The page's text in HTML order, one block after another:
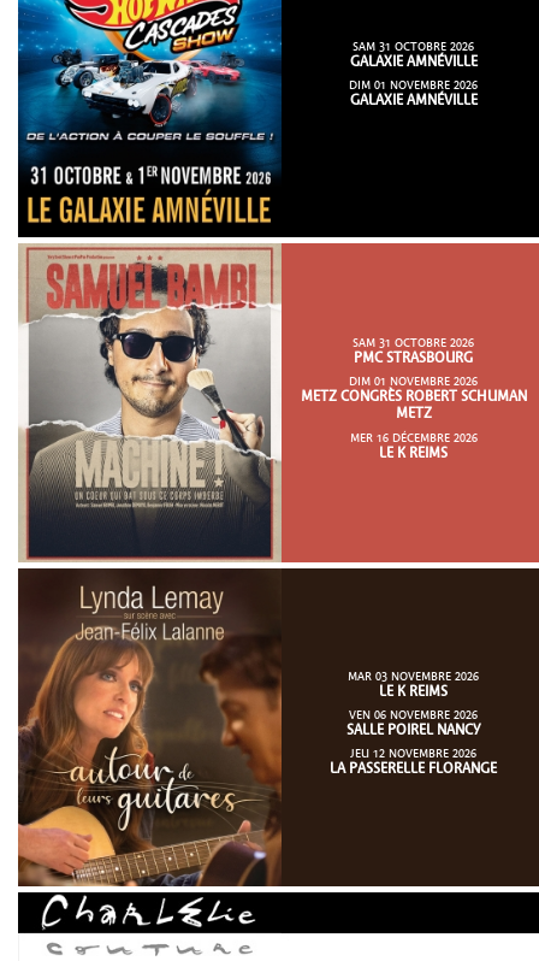
SAM 31 OCTOBRE 2026
GALAXIE AMNÉVILLE
DIM 01 NOVEMBRE 2026
GALAXIE AMNÉVILLE
SAM 31 OCTOBRE 2026
PMC STRASBOURG
DIM 01 NOVEMBRE 2026
METZ CONGRÈS ROBERT SCHUMAN
METZ
MER 16 DÉCEMBRE 2026
LE K REIMS
MAR 03 NOVEMBRE 2026
LE K REIMS
VEN 06 NOVEMBRE 2026
SALLE POIREL NANCY
JEU 12 NOVEMBRE 2026
LA PASSERELLE FLORANGE